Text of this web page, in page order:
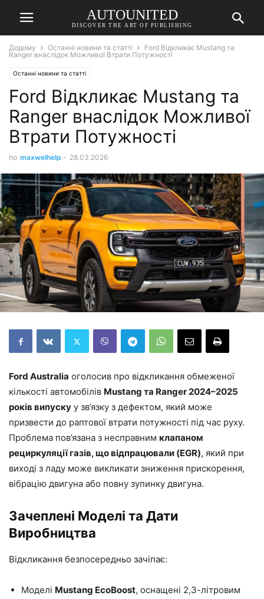
AUTOUNITED
DISCOVER THE ART OF PUBLISHING
Додому Останні новини та статті
Ford Відкликає Mustang та
Ranger внаслідок Можливої Втрати Потужності
Останні новини та статті
Ford Відкликає Mustang та
Ranger внаслідок Можливої
Втрати Потужності
по maxwelhelp - 28.03.2026
Ford Australia оголосив про відкликання обмеженої
кількості автомобілів Mustang та Ranger 2024–2025
років випуску у зв’язку з дефектом, який може
призвести до раптової втрати потужності під час руху.
Проблема пов’язана з несправним клапаном
рециркуляції газів, що відпрацювали (EGR), який при
виході з ладу може викликати зниження прискорення,
вібрацію двигуна або повну зупинку двигуна.
Зачеплені Моделі та Дати
Виробництва
Відкликання безпосередньо зачіпає:
Моделі Mustang EcoBoost, оснащені 2,3-літровим